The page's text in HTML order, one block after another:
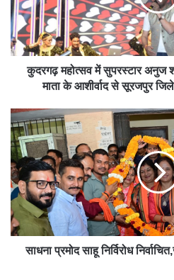
कुदरगढ़ महोत्सव में सुपरस्टार अनुज
माता के आशीर्वाद से सूरजपुर जिले
साधना प्रमोद साहू निर्विरोध